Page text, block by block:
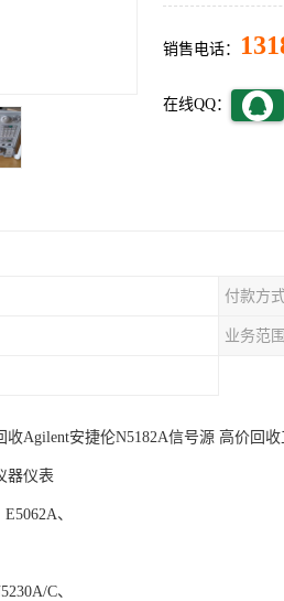
销售电话：
在线QQ：
付款方
业务范围
Agilent安捷伦N5182A信号源 高价回
器仪表
、
C、